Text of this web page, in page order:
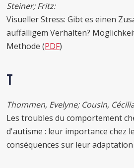
Steiner; Fritz:
Visueller Stress: Gibt es einen
auffälligem Verhalten?
Methode (PDF)
T
Thommen, Evelyne; Cousin,
Les troubles du comportement
d'autisme : leur importance chez
conséquences sur leur adaptation